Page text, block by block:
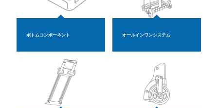
ボトムコンポーネント オールインワンシステム